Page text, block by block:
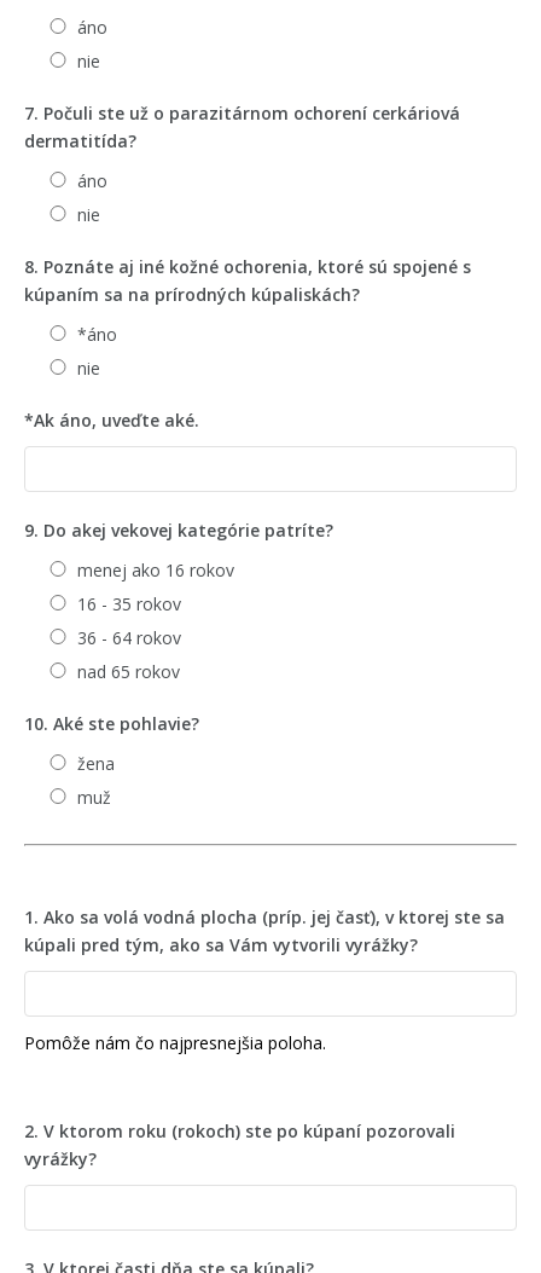
áno
nie
7. Počuli ste už o parazitárnom ochorení cerkáriová
dermatitída?
áno
nie
8. Poznáte aj iné kožné ochorenia, ktoré sú spojené s
kúpaním sa na prírodných kúpaliskách?
*áno
nie
*Ak áno, uveďte aké.
9. Do akej vekovej kategórie patríte?
menej ako 16 rokov
16 - 35 rokov
36 - 64 rokov
nad 65 rokov
10. Aké ste pohlavie?
žena
muž
1. Ako sa volá vodná plocha (príp. jej časť), v ktorej ste sa
kúpali pred tým, ako sa Vám vytvorili vyrážky?
Pomôže nám čo najpresnejšia poloha.
2. V ktorom roku (rokoch) ste po kúpaní pozorovali
vyrážky?